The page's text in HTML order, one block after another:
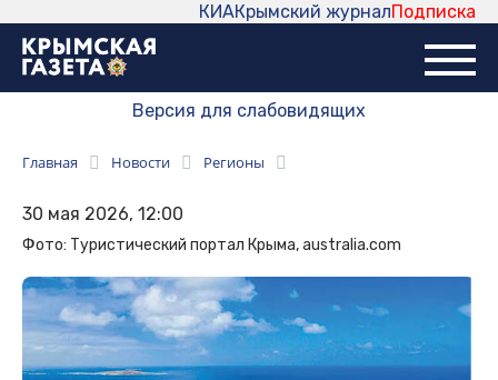
Подписка
Крымский журнал
КИА
Версия для слабовидящих
Главная Новости Регионы
30 мая 2026, 12:00
Фото: Туристический портал Крыма, australia.com